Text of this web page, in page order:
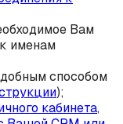
Вам
именам
способом
);
кабинета,